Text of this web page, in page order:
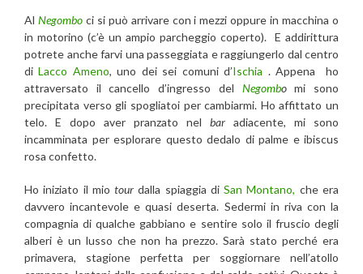
Al Negomboci si può arrivare con i mezzi oppure in macchina o
in motorino (c’è un ampio parcheggio coperto). E addirittura
potrete anche farvi una passeggiata e raggiungerlo dal centro
diLacco Ameno, uno dei sei comuni d’Ischia . Appena
ho
attraversato il cancello d’ingresso del Negombomi sono
precipitata verso gli spogliatoi per cambiarmi. Ho affittato un
telo. E dopo aver pranzato nel bar adiacente, mi sono
incamminata per esplorare questo dedalo di palme e ibiscus
rosa confetto.
Ho iniziato il miotour dalla spiaggia diSan Montano, che era
davvero incantevole e quasi deserta. Sedermi in riva con la
compagnia di qualche gabbiano e sentire solo il fruscio degli
alberi è un lusso che non ha prezzo. Sarà stato perché era
primavera, stagione perfetta per soggiornare nell’atollo